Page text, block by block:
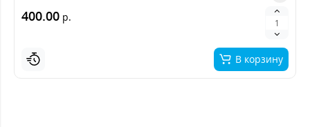
400.00 р.
В корзину